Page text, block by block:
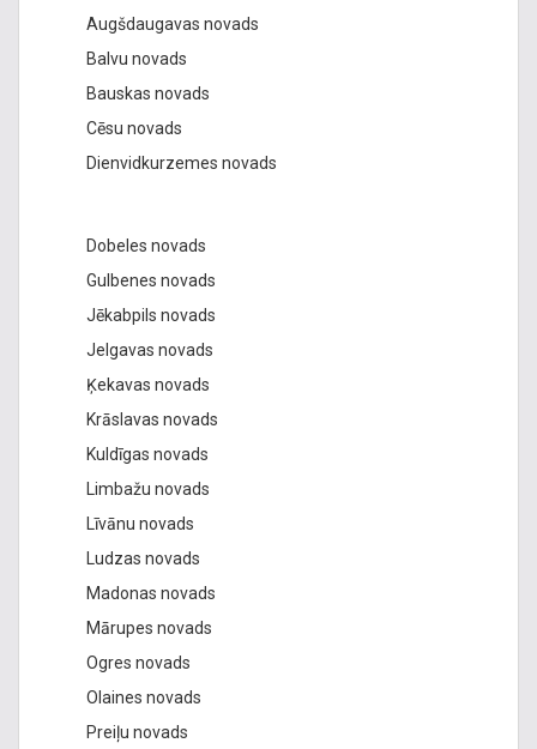
Augšdaugavas novads
Balvu novads
Bauskas novads
Cēsu novads
Dienvidkurzemes novads
Dobeles novads
Gulbenes novads
Jēkabpils novads
Jelgavas novads
Ķekavas novads
Krāslavas novads
Kuldīgas novads
Limbažu novads
Līvānu novads
Ludzas novads
Madonas novads
Mārupes novads
Ogres novads
Olaines novads
Preiļu novads